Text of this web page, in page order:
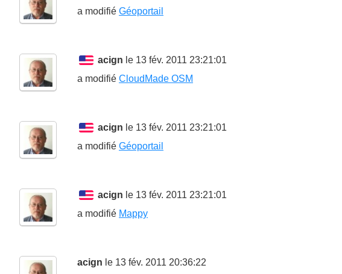
a modifié Géoportail
acign le 13 fév. 2011 23:21:01
a modifié CloudMade OSM
acign le 13 fév. 2011 23:21:01
a modifié Géoportail
acign le 13 fév. 2011 23:21:01
a modifié Mappy
acign le 13 fév. 2011 20:36:22